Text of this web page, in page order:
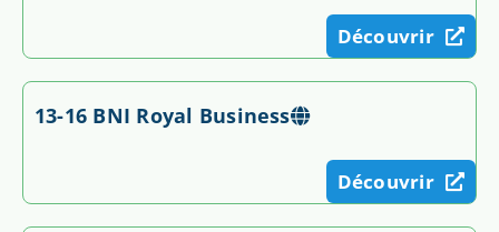
Découvrir
13-16 BNI Royal Business
Découvrir